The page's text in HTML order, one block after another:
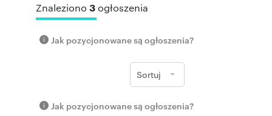
Znaleziono 3ogłoszenia
Jak pozycjonowane są ogłoszenia?
Sortuj
Jak pozycjonowane są ogłoszenia?